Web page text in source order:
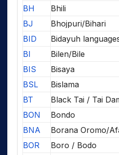
BH
Bhili
BJ
Bhojpuri/Bihari
BID
Bidayuh
BI
Bilen/Bile
BIS
Bisaya
BSL
Bislama
BT
Black Tai / Tai
BON
Bondo
BNA
Borana Oromo/
BOR
Boro / Bodo